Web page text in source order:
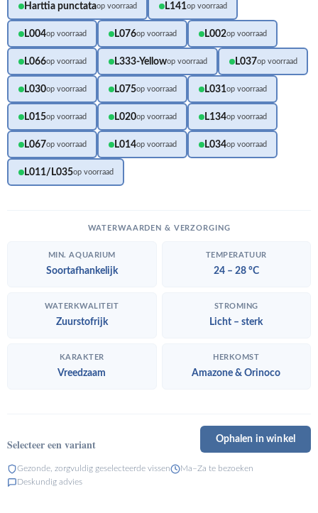
Harttia punctataop voorraad L141op voorraad
L004op voorraad L076op voorraad L002op voorraad
L066op voorraad L333-Yellowop voorraad L037op voorraad
L030op voorraad L075op voorraad L031op voorraad
L015op voorraad L020op voorraad L134op voorraad
L067op voorraad L014op voorraad L034op voorraad
L011/L035op voorraad
WATERWAARDEN & VERZORGING
MIN. AQUARIUM
Soortafhankelijk
TEMPERATUUR
24 – 28 °C
WATERKWALITEIT
Zuurstofrijk
STROMING
Licht – sterk
KARAKTER
Vreedzaam
HERKOMST
Amazone & Orinoco
Selecteer een variant Ophalen in winkel
Gezonde, zorgvuldig geselecteerde vissen
Ma–Za te bezoeken
Deskundig advies